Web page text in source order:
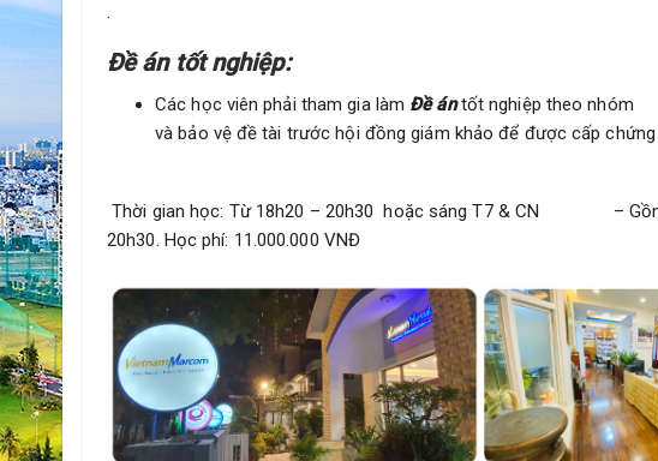
.
Đề án tốt nghiệp:
Các học viên phải tham gia làm Đề ántốt nghiệp theo nhóm
và bảo vệ đề tài trước hội đồng giám khảo để được cấp chứng
Thời gian học: Từ 18h20 – 20h30 hoặc sáng T7 & CN –
20h30. Học phí: 11.000.000 VNĐ